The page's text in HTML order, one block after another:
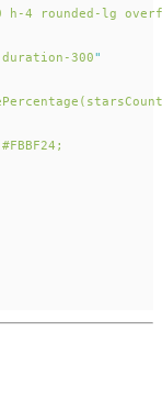
4 rounded-lg
300"